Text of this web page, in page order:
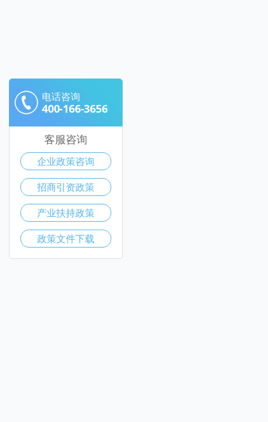
电话咨询
400-166-3656
客服咨询
企业政策咨询
招商引资政策
产业扶持政策
政策文件下载